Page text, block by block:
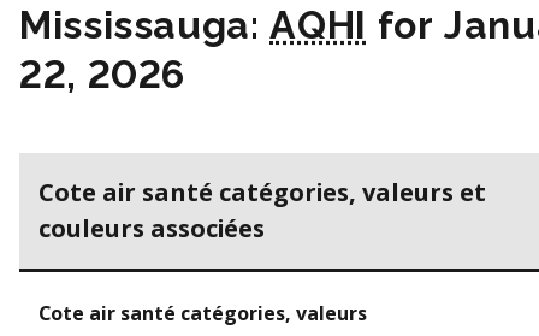
Mississauga:AQHI for
22, 2026
Cote air santé catégories, valeurs et
couleurs associées
Cote air santé catégories, valeurs